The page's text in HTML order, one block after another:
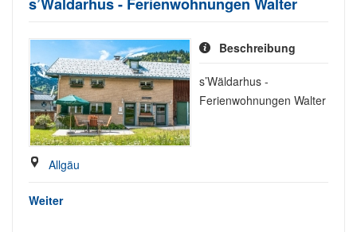
Beschreibung
s’Wäldarhus -
Ferienwohnungen Walter
Allgäu
Weiter